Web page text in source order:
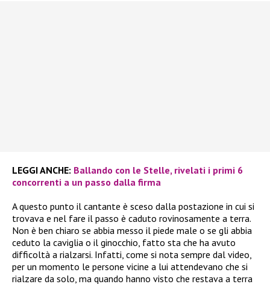
LEGGI ANCHE: Ballando con le Stelle, rivelati i primi 6
concorrenti a un passo dalla firma
A questo punto il cantante è sceso dalla postazione in cui si
trovava e nel fare il passo è caduto rovinosamente a terra.
Non è ben chiaro se abbia messo il piede male o se gli abbia
ceduto la caviglia o il ginocchio, fatto sta che ha avuto
difficoltà a rialzarsi. Infatti, come si nota sempre dal video,
per un momento le persone vicine a lui attendevano che si
rialzare da solo, ma quando hanno visto che restava a terra